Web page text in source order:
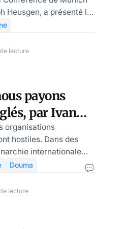
Ulrike
Heusgen, a présenté le
le programme. Même si
sur la sécurité est «
cela ne semble pas
de la conférence de
lecture
payons
par Ivan
organisations
hostiles. Dans des
internationale
pour notre pays de
organisations qui
de deux poids deux
Douma
lecture